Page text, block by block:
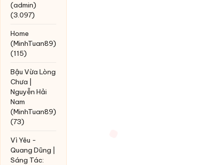
(admin)
(3.097)
Home
(MinhTuan89)
(115)
Bậu Vừa Lòng
Chưa |
Nguyễn Hải
Nam
(MinhTuan89)
(73)
Vì Yêu -
Quang Dũng |
Sáng Tác: